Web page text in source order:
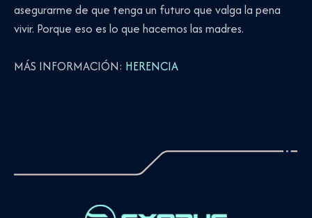
asegurarme de que tenga un futuro que valga la pena
vivir. Porque eso es lo que hacemos las madres.
MÁS INFORMACIÓN: HERENCIA